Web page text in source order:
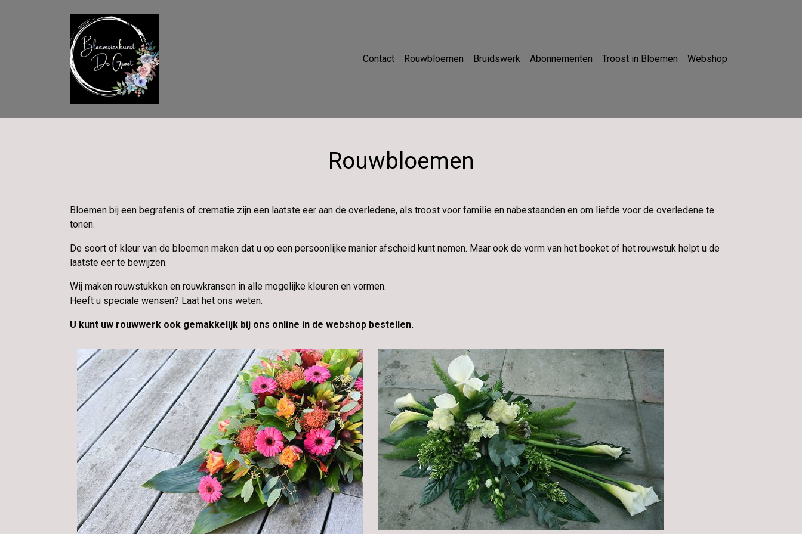
Contact Rouwbloemen Bruidswerk Abonnementen Troost in Bloemen Webshop
Rouwbloemen
Bloemen bij een begrafenis of crematie zijn een laatste eer aan de overledene, als troost voor familie en nabestaanden en om liefde voor de overledene te
tonen.
De soort of kleur van de bloemen maken dat u op een persoonlijke manier afscheid kunt nemen. Maar ook de vorm van het boeket of het rouwstuk helpt u de
laatste eer te bewijzen.
Wij maken rouwstukken en rouwkransen in alle mogelijke kleuren en vormen.
Heeft u speciale wensen? Laat het ons weten.
U kunt uw rouwwerk ook gemakkelijk bij ons online in de webshop bestellen.